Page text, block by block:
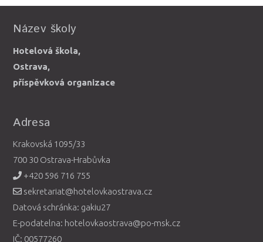
Název školy
Hotelová škola,
Ostrava,
příspěvková organizace
Adresa
Krakovská 1095/33
700 30 Ostrava-Hrabůvka
+420 596 716 755
sekretariat@hotelovkaostrava.cz
Datová schránka: gakiu27
E-podatelna: hotelovkaostrava@po-msk.cz
IČ: 00577260